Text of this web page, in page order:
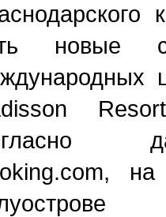
новые